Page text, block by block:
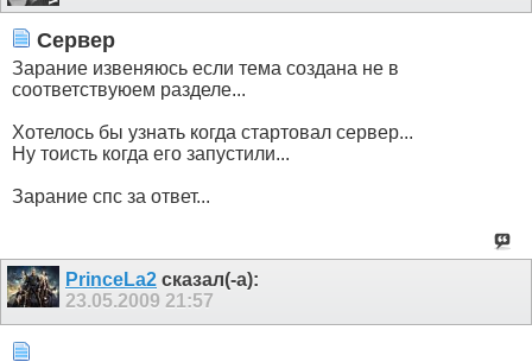
Сервер
Зарание извеняюсь если тема создана не в
соответствуюем разделе...
Хотелось бы узнать когда стартовал сервер...
Ну тоисть когда его запустили...
Зарание спс за ответ...
PrinceLa2 сказал(-а):
23.05.2009 21:57